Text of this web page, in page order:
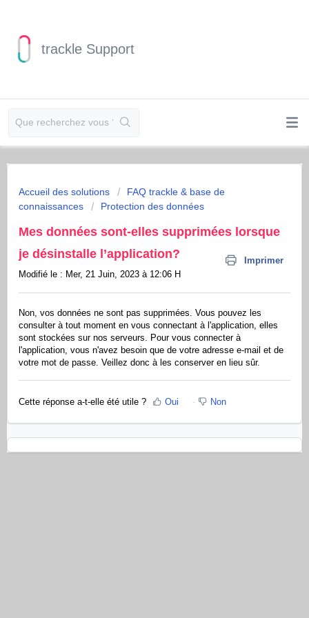
trackle Support
Accueil des solutions
FAQ trackle & base de
connaissances
Protection des données
Mes données sont-elles supprimées lorsque
je désinstalle l’application?
Imprimer
Modifié le : Mer, 21 Juin, 2023 à 12:06 H
Non, vos données ne sont pas supprimées. Vous pouvez les
consulter à tout moment en vous connectant à l'application, elles
sont stockées sur nos serveurs. Pour vous connecter à
l'application, vous n'avez besoin que de votre adresse e-mail et de
votre mot de passe. Veillez donc à les conserver en lieu sûr.
Cette réponse a-t-elle été utile ? Oui Non